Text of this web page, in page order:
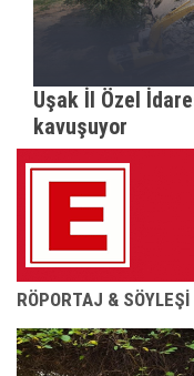
Uşak İl Özel
kavuşuyor
RÖPORTAJ & SÖYLEŞİ